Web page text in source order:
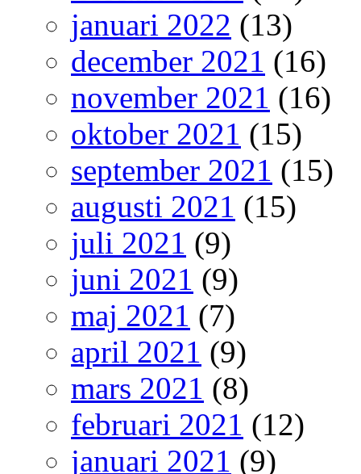
januari 2022 (13)
december 2021 (16)
november 2021 (16)
oktober 2021 (15)
september 2021 (15)
augusti 2021 (15)
juli 2021 (9)
juni 2021 (9)
maj 2021 (7)
april 2021 (9)
mars 2021 (8)
februari 2021 (12)
januari 2021 (9)